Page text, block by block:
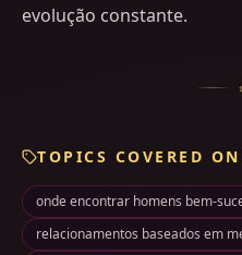
evolução constante.
TOPICS COVERED
onde encontrar homens bem-
relacionamentos baseados em